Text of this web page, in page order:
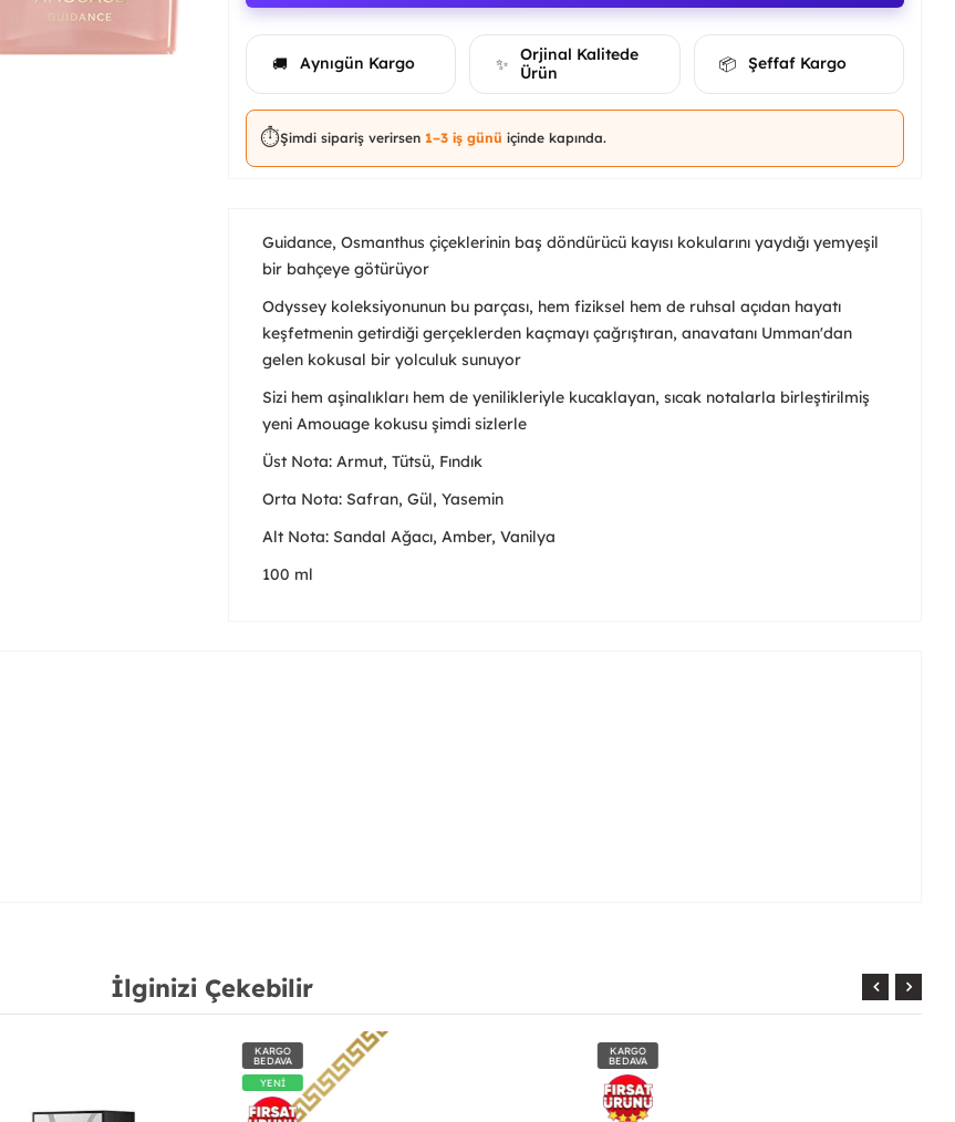
🚚 Aynıgün Kargo ✨
Orjinal Kalitede
Ürün
📦 Şeffaf Kargo
⏱️Şimdi sipariş verirsen 1–3 iş günü içinde kapında.
Guidance, Osmanthus çiçeklerinin baş döndürücü kayısı kokularını yaydığı yemyeşil
bir bahçeye götürüyor
Odyssey koleksiyonunun bu parçası, hem fiziksel hem de ruhsal açıdan hayatı
keşfetmenin getirdiği gerçeklerden kaçmayı çağrıştıran, anavatanı Umman'dan
gelen kokusal bir yolculuk sunuyor
Sizi hem aşinalıkları hem de yenilikleriyle kucaklayan, sıcak notalarla birleştirilmiş
yeni Amouage kokusu şimdi sizlerle
Üst Nota: Armut, Tütsü, Fındık
Orta Nota: Safran, Gül, Yasemin
Alt Nota: Sandal Ağacı, Amber, Vanilya
100 ml
İlginizi Çekebilir
KARGO
BEDAVA
YENİ
KARGO
BEDAVA